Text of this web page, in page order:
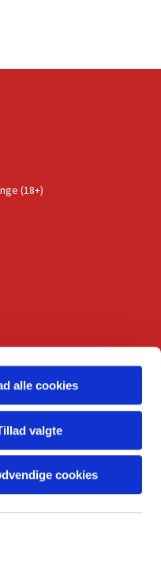
alle cookies
valgte
cookies
(18+)